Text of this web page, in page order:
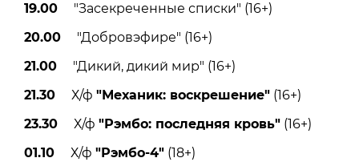
19.00 "Засекреченные списки" (16+)
20.00 "Добровэфире" (16+)
21.00 "Дикий, дикий мир" (16+)
21.30 Х/ф "Механик: воскрешение" (16+)
23.30 Х/ф "Рэмбо: последняя кровь" (16+)
01.10 Х/ф "Рэмбо-4" (18+)